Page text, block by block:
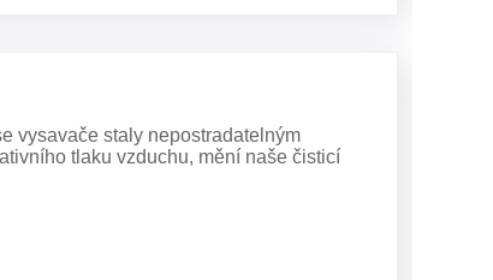
vysavače staly nepostradatelným
tlaku vzduchu, mění naše čisticí